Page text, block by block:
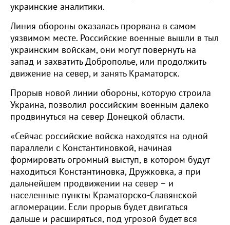
украинские аналитики.
Линия обороны оказалась прорвана в самом
уязвимом месте. Российские военные вышли в тыл
украинским войскам, они могут повернуть на
запад и захватить Доброполье, или продолжить
движение на север, и занять Краматорск.
Прорыв новой линии обороны, которую строила
Украина, позволил российским военным далеко
продвинуться на север Донецкой области.
«Сейчас российские войска находятся на одной
параллели с Константиновкой, начиная
формировать огромный выступ, в котором будут
находиться Константиновка, Дружковка, а при
дальнейшем продвижении на север – и
населенные пункты Краматорско-Славянской
агломерации. Если прорыв будет двигаться
дальше и расширяться, под угрозой будет вся